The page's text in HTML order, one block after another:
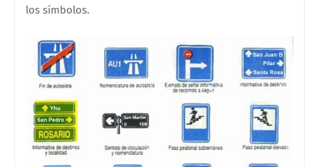
los símbolos.